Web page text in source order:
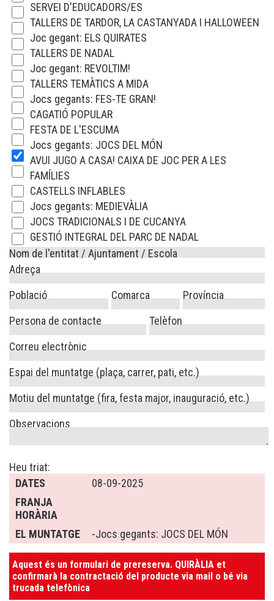
SERVEI D'EDUCADORS/ES
TALLERS DE TARDOR, LA CASTANYADA I HALLOWEEN
Joc gegant: ELS QUIRATES
TALLERS DE NADAL
Joc gegant: REVOLTIM!
TALLERS TEMÀTICS A MIDA
Jocs gegants: FES-TE GRAN!
CAGATIÓ POPULAR
FESTA DE L'ESCUMA
Jocs gegants: JOCS DEL MÓN
AVUI JUGO A CASA! CAIXA DE JOC PER A LES
FAMÍLIES
CASTELLS INFLABLES
Jocs gegants: MEDIEVÀLIA
JOCS TRADICIONALS I DE CUCANYA
GESTIÓ INTEGRAL DEL PARC DE NADAL
Nom de l'entitat / Ajuntament / Escola
Adreça
Població
Comarca
Província
Persona de contacte
Telèfon
Correu electrònic
Espai del muntatge (plaça, carrer, pati, etc.)
Motiu del muntatge (fira, festa major, inauguració, etc.)
Observacions
Heu triat:
DATES
08-09-2025
FRANJA
HORÀRIA
EL MUNTATGE
-Jocs gegants: JOCS DEL MÓN
Aquest és un formulari de prereserva. QUIRÀLIA et
confirmarà la contractació del producte via mail o bé via
trucada telefònica